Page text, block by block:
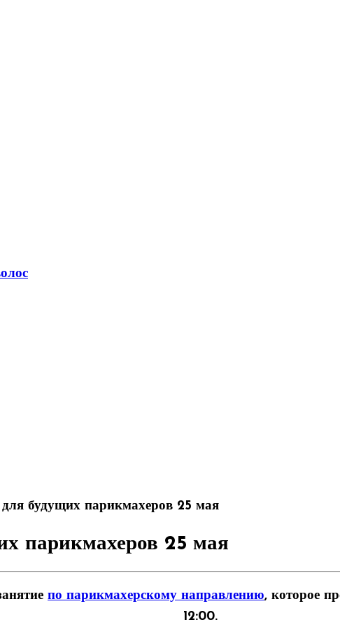
для будущих парикмахеров 25 мая
парикмахеров 25 мая
по парикмахерскому направлению, которое
12:00.